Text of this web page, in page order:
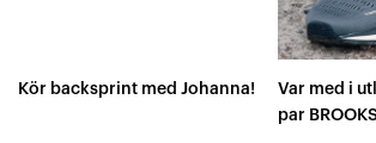
Kör backsprint med Johanna!
Var med i
par